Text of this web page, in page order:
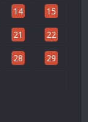
14 15
21 22
28 29